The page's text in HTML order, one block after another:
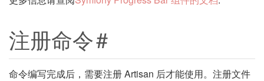
注册命令#
命令编写完成后，需要注册 Artisan 后才能使用。注册文件